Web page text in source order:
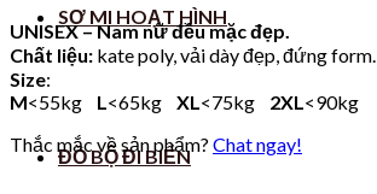
SƠ MI HOẠT HÌNH
ĐỒ BỘ ĐI BIỂN
UNISEX – Nam nữ đều mặc đẹp.
Chất liệu: kate poly, vải dày đẹp, đứng form.
Size:
M<55kg L<65kg XL<75kg 2XL<90kg
Thắc mắc về sản phẩm? Chat ngay!